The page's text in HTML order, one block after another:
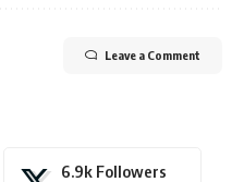
Leave a Comment
6.9k Followers